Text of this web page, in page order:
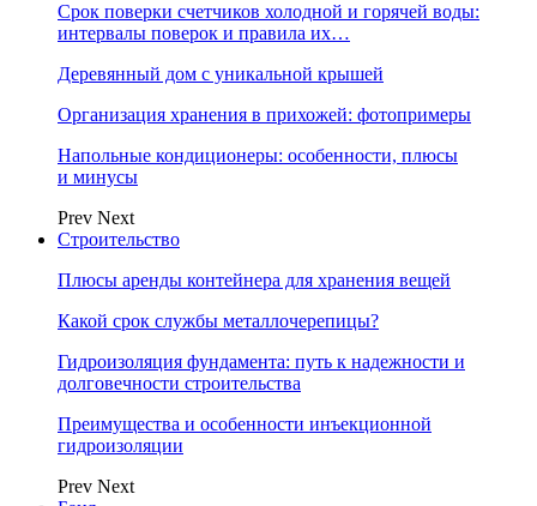
Срок поверки счетчиков холодной и горячей воды:
интервалы поверок и правила их…
Деревянный дом с уникальной крышей
Организация хранения в прихожей: фотопримеры
Напольные кондиционеры: особенности, плюсы
и минусы
Prev Next
Строительство
Плюсы аренды контейнера для хранения вещей
Какой срок службы металлочерепицы?
Гидроизоляция фундамента: путь к надежности и
долговечности строительства
Преимущества и особенности инъекционной
гидроизоляции
Prev Next